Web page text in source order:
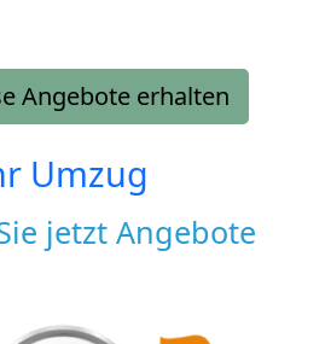
Angebote erhalten
Umzug
jetzt Angebote